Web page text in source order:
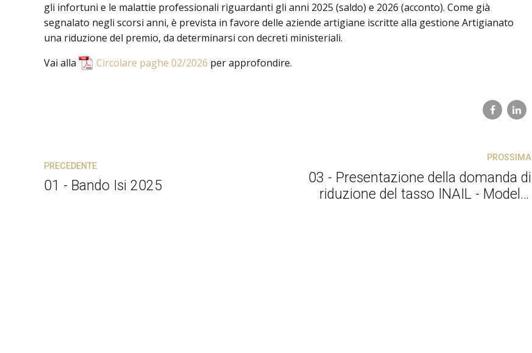
gli infortuni e le malattie professionali riguardanti gli anni 2025 (saldo) e 2026 (acconto). Come già
segnalato negli scorsi anni, è prevista in favore delle aziende artigiane iscritte alla gestione Artigianato
una riduzione del premio, da determinarsi con decreti ministeriali.
Vai alla
Circolare paghe 02/2026 per approfondire.
PRECEDENTE
01 - Bando Isi 2025
PROSSIMA
03 - Presentazione della domanda di
riduzione del tasso INAIL - Modello